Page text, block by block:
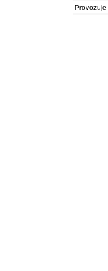
Provozuje